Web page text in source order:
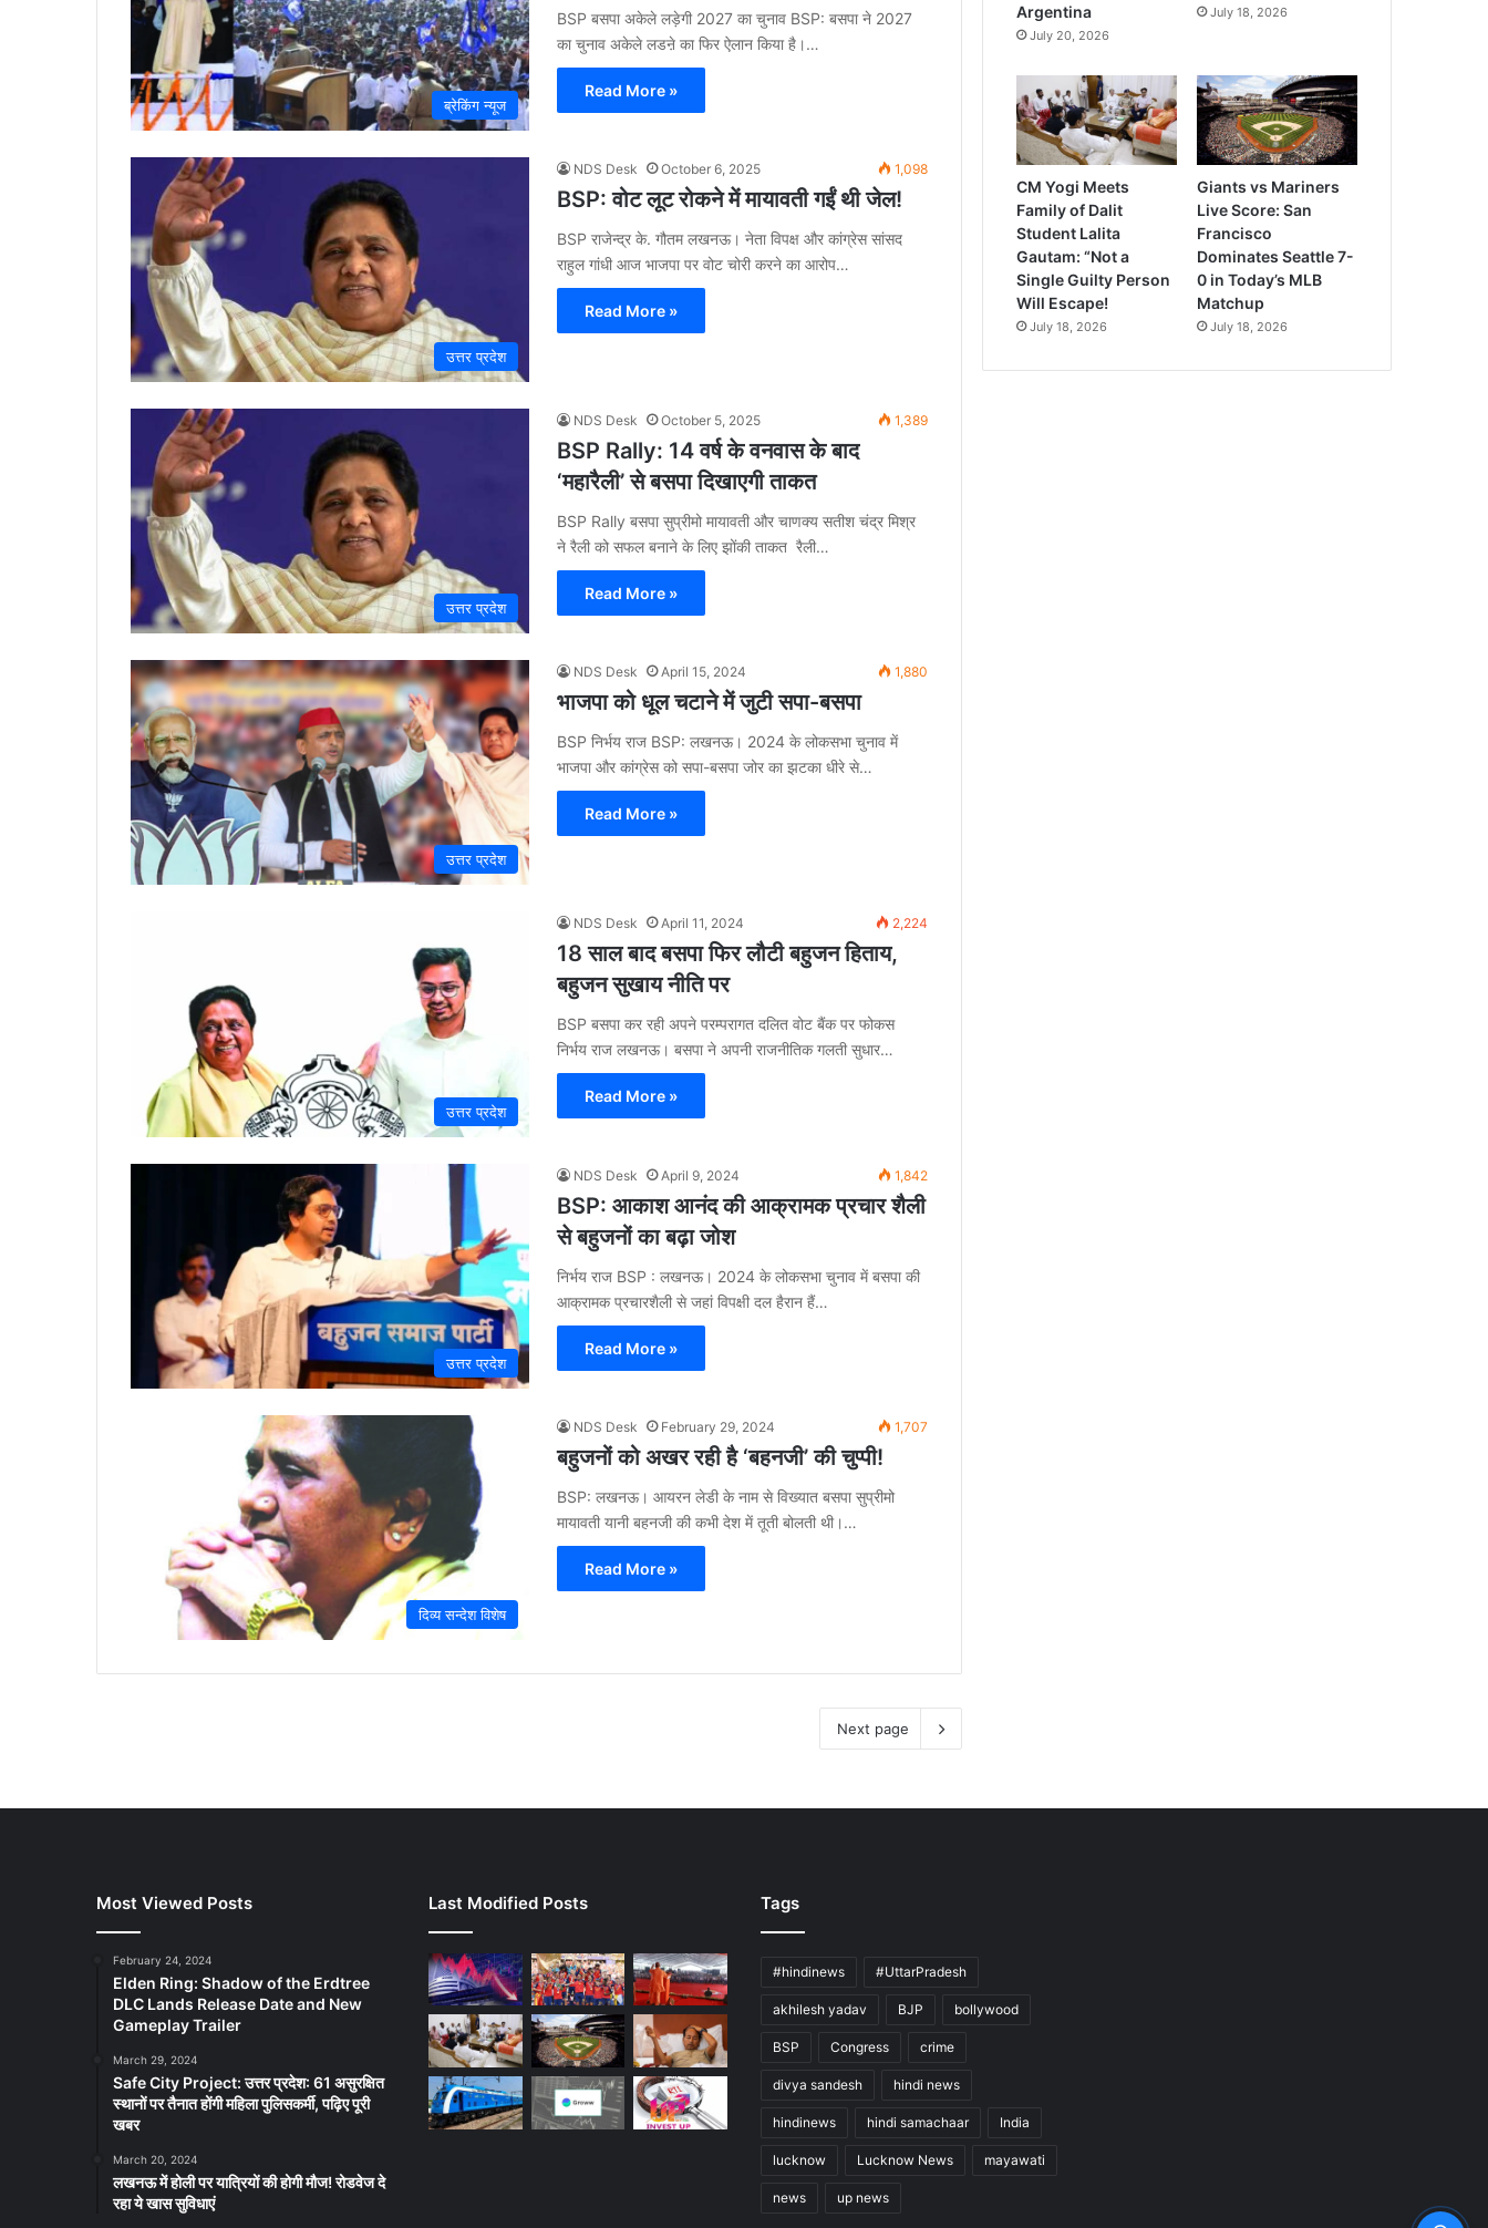
ब्रेकिंग न्यूज
BSP बसपा अकेले लड़ेगी 2027 का चुनाव BSP: बसपा ने 2027
का चुनाव अकेले लडऩे का फिर ऐलान किया है।…
Read More »
उत्तर प्रदेश
NDS Desk October 6, 2025 1,098
BSP: वोट लूट रोकने में मायावती गईं थी जेल!
BSP राजेन्द्र के. गौतम लखनऊ। नेता विपक्ष और कांग्रेस सांसद
राहुल गांधी आज भाजपा पर वोट चोरी करने का आरोप…
Read More »
उत्तर प्रदेश
NDS Desk October 5, 2025 1,389
BSP Rally: 14 वर्ष के वनवास के बाद
‘महारैली’ से बसपा दिखाएगी ताकत
BSP Rally बसपा सुप्रीमो मायावती और चाणक्य सतीश चंद्र मिश्र
ने रैली को सफल बनाने के लिए झोंकी ताकत रैली…
Read More »
उत्तर प्रदेश
NDS Desk April 15, 2024 1,880
भाजपा को धूल चटाने में जुटी सपा-बसपा
BSP निर्भय राज BSP: लखनऊ। 2024 के लोकसभा चुनाव में
भाजपा और कांग्रेस को सपा-बसपा जोर का झटका धीरे से…
Read More »
उत्तर प्रदेश
NDS Desk April 11, 2024 2,224
18 साल बाद बसपा फिर लौटी बहुजन हिताय,
बहुजन सुखाय नीति पर
BSP बसपा कर रही अपने परम्परागत दलित वोट बैंक पर फोकस
निर्भय राज लखनऊ। बसपा ने अपनी राजनीतिक गलती सुधार…
Read More »
उत्तर प्रदेश
NDS Desk April 9, 2024 1,842
BSP: आकाश आनंद की आक्रामक प्रचार शैली
से बहुजनों का बढ़ा जोश
निर्भय राज BSP : लखनऊ। 2024 के लोकसभा चुनाव में बसपा की
आक्रामक प्रचारशैली से जहां विपक्षी दल हैरान हैं…
Read More »
दिव्य सन्देश विशेष
NDS Desk February 29, 2024 1,707
बहुजनों को अखर रही है ‘बहनजी’ की चुप्पी!
BSP: लखनऊ। आयरन लेडी के नाम से विख्यात बसपा सुप्रीमो
मायावती यानी बहनजी की कभी देश में तूती बोलती थी।…
Read More »
Next page
Argentina
July 20, 2026
July 18, 2026
CM Yogi Meets
Family of Dalit
Student Lalita
Gautam: “Not a
Single Guilty Person
Will Escape!
July 18, 2026
Giants vs Mariners
Live Score: San
Francisco
Dominates Seattle 7-
0 in Today’s MLB
Matchup
July 18, 2026
Most Viewed Posts
February 24, 2024
Elden Ring: Shadow of the Erdtree
DLC Lands Release Date and New
Gameplay Trailer
March 29, 2024
Safe City Project: उत्तर प्रदेश: 61 असुरक्षित
स्थानों पर तैनात होंगी महिला पुलिसकर्मी, पढ़िए पूरी
खबर
March 20, 2024
लखनऊ में होली पर यात्रियों की होगी मौज! रोडवेज दे
रहा ये खास सुविधाएं
Last Modified Posts Tags
#hindinews #UttarPradesh
akhilesh yadav BJP bollywood
BSP Congress crime
divya sandesh hindi news
hindinews hindi samachaar India
lucknow Lucknow News mayawati
news up news